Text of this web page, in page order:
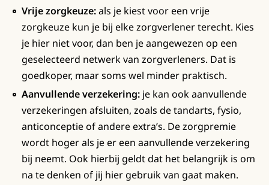
Vrije zorgkeuze:als je kiest voor een vrije
zorgkeuze kun je bij elke zorgverlener terecht. Kies
je hier niet voor, dan ben je aangewezen op een
geselecteerd netwerk van zorgverleners. Dat is
goedkoper, maar soms wel minder praktisch.
Aanvullende verzekering: je kan ook aanvullende
verzekeringen afsluiten, zoals de tandarts, fysio,
anticonceptie of andere extra’s. De zorgpremie
wordt hoger als je er een aanvullende verzekering
bij neemt. Ook hierbij geldt dat het belangrijk is om
na te denken of jij hier gebruik van gaat maken.